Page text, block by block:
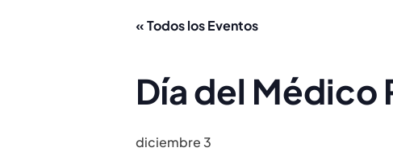
« Todos los Eventos
Día del Médico
diciembre 3